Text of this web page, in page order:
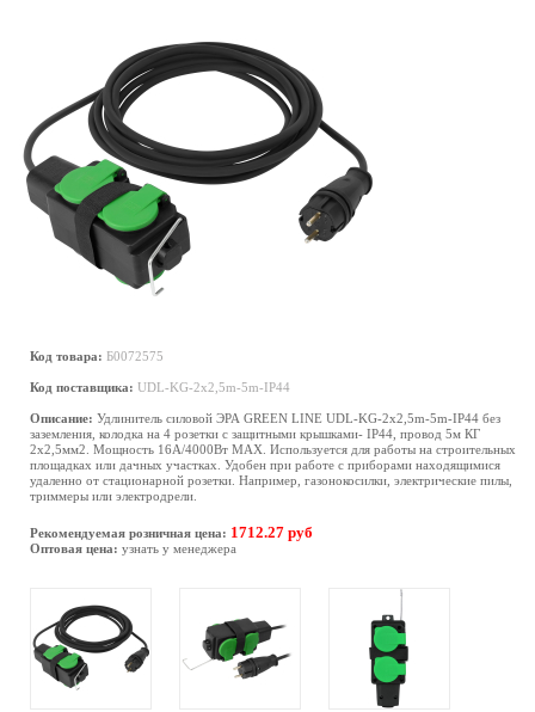
Код товара: Б0072575
Код поставщика: UDL-KG-2x2,5m-5m-IP44
Описание: Удлинитель силовой ЭРА GREEN LINE UDL-KG-2x2,5m-5m-IP44 без
заземления, колодка на 4 розетки с защитными крышками- IP44, провод 5м КГ
2х2,5мм2. Мощность 16А/4000Вт МАХ. Используется для работы на строительных
площадках или дачных участках. Удобен при работе с приборами находящимися
удаленно от стационарной розетки. Например, газонокосилки, электрические пилы,
триммеры или электродрели.
Рекомендуемая розничная цена: 1712.27 руб
Оптовая цена: узнать у менеджера